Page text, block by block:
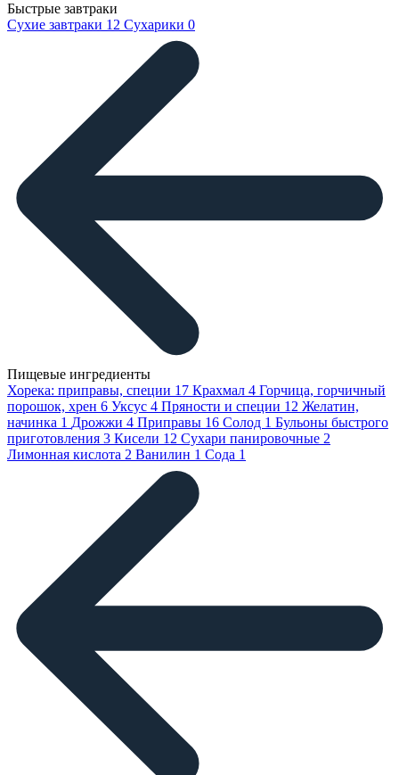
Быстрые завтраки
Сухие завтраки 12 Сухарики 0
Пищевые ингредиенты
Хорека: приправы, специи 17 Крахмал 4 Горчица, горчичный
порошок, хрен 6 Уксус 4 Пряности и специи 12 Желатин,
начинка 1 Дрожжи 4 Приправы 16 Солод 1 Бульоны быстрого
приготовления 3 Кисели 12 Сухари панировочные 2
Лимонная кислота 2 Ванилин 1 Сода 1